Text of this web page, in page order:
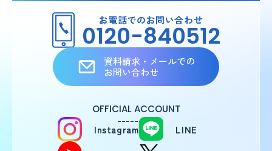
お電話でのお問い合わせ
0120-840512
資料請求・メールでの
お問い合わせ
OFFICIAL ACCOUNT
Instagram
LINE